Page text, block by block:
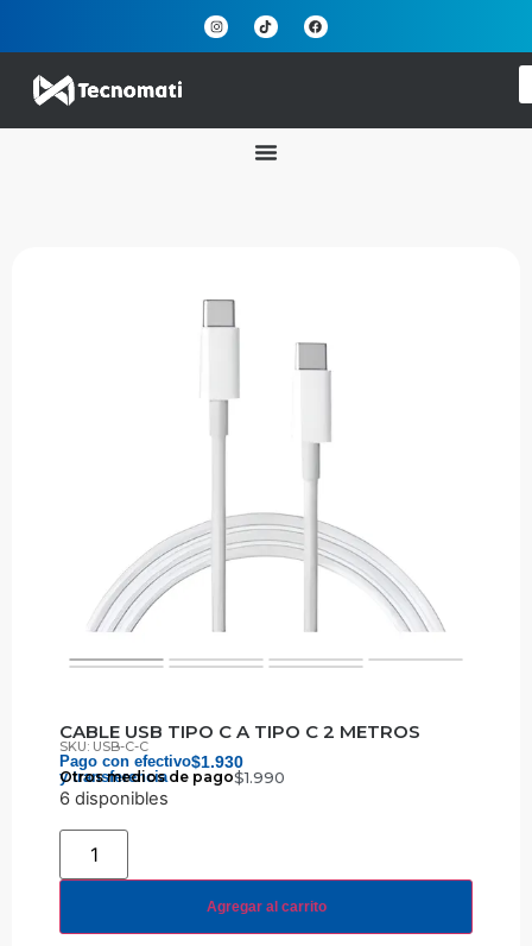
CABLE USB TIPO C A TIPO C 2 METROS
SKU: USB-C-C
Pago con efectivo
y transferencia
$1.930
Otros medios de pago$1.990
6 disponibles
Agregar al carrito